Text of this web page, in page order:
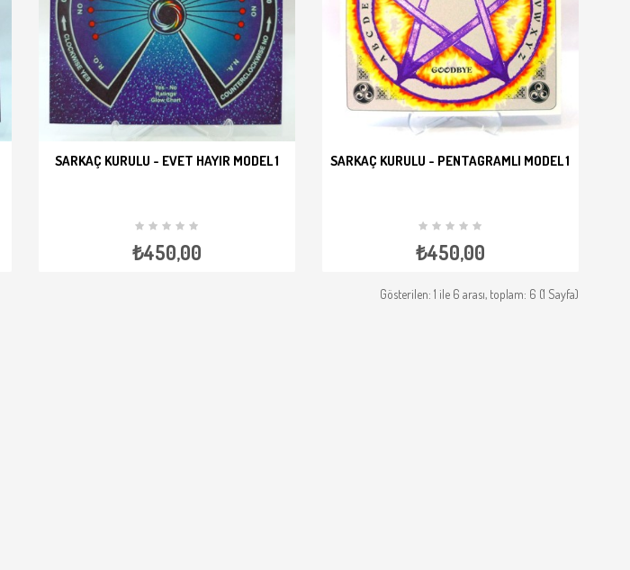
SARKAÇ KURULU - EVET HAYIR MODEL 1
₺450,00
SARKAÇ KURULU - PENTAGRAMLI MODEL 1
₺450,00
Gösterilen: 1 ile 6 arası, toplam: 6 (1 Sayfa)